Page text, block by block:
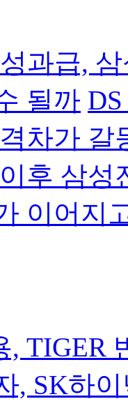
과급,
될까
차가 갈
후 삼성
이어지
, TIGER
, SK하